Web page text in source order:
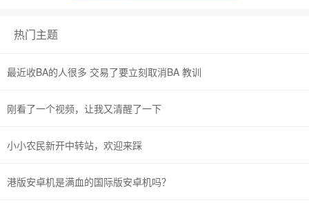
热门主题
最近收BA的人很多 交易了要立刻取消BA 教训
刚看了一个视频，让我又清醒了一下
小小农民新开中转站，欢迎来踩
港版安卓机是满血的国际版安卓机吗？